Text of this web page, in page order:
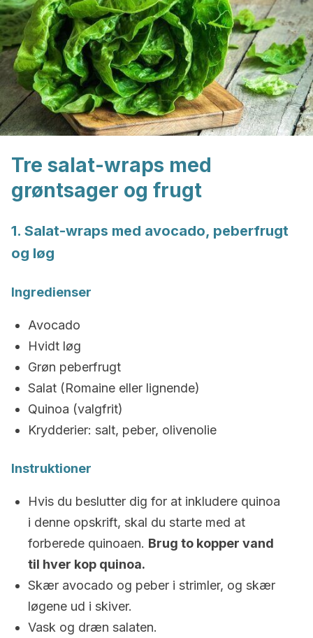
Tre salat-wraps med
grøntsager og frugt
1. Salat-wraps med avocado, peberfrugt
og løg
Ingredienser
Avocado
Hvidt løg
Grøn peberfrugt
Salat (Romaine eller lignende)
Quinoa (valgfrit)
Krydderier: salt, peber, olivenolie
Instruktioner
Hvis du beslutter dig for at inkludere quinoa
i denne opskrift, skal du starte med at
forberede quinoaen. Brug to kopper vand
til hver kop quinoa.
Skær avocado og peber i strimler, og skær
løgene ud i skiver.
Vask og dræn salaten.